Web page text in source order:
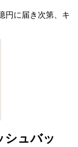
円に届き次第、キ
シュバッ